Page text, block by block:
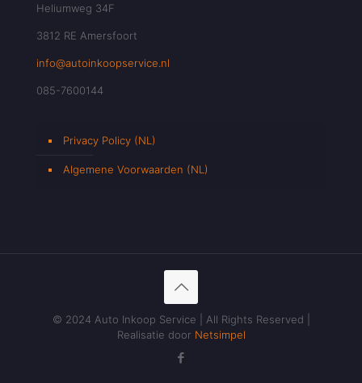
Heliumweg 34F
3812 RE Amersfoort
info@autoinkoopservice.nl
085-7600144
Privacy Policy (NL)
Algemene Voorwaarden (NL)
© 2024 Auto Inkoop Service | All Rights Reserved |
Realisatie door Netsimpel